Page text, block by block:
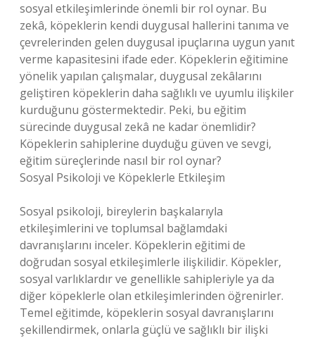
sosyal etkileşimlerinde önemli bir rol oynar. Bu
zekâ, köpeklerin kendi duygusal hallerini tanıma ve
çevrelerinden gelen duygusal ipuçlarına uygun yanıt
verme kapasitesini ifade eder. Köpeklerin eğitimine
yönelik yapılan çalışmalar, duygusal zekâlarını
geliştiren köpeklerin daha sağlıklı ve uyumlu ilişkiler
kurduğunu göstermektedir. Peki, bu eğitim
sürecinde duygusal zekâ ne kadar önemlidir?
Köpeklerin sahiplerine duyduğu güven ve sevgi,
eğitim süreçlerinde nasıl bir rol oynar?
Sosyal Psikoloji ve Köpeklerle Etkileşim
Sosyal psikoloji, bireylerin başkalarıyla
etkileşimlerini ve toplumsal bağlamdaki
davranışlarını inceler. Köpeklerin eğitimi de
doğrudan sosyal etkileşimlerle ilişkilidir. Köpekler,
sosyal varlıklardır ve genellikle sahipleriyle ya da
diğer köpeklerle olan etkileşimlerinden öğrenirler.
Temel eğitimde, köpeklerin sosyal davranışlarını
şekillendirmek, onlarla güçlü ve sağlıklı bir ilişki